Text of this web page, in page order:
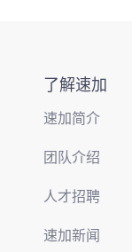
了解速加
速加简介
团队介绍
人才招聘
速加新闻